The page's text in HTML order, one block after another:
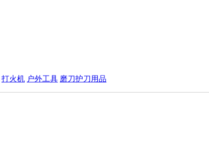
打火机 户外工具 磨刀护刀用品